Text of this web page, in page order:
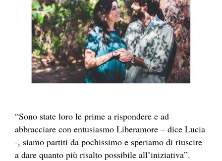
“Sono state loro le prime a rispondere e ad
abbracciare con entusiasmo Liberamore – dice Lucia
-, siamo partiti da pochissimo e speriamo di riuscire
a dare quanto più risalto possibile all’iniziativa”.